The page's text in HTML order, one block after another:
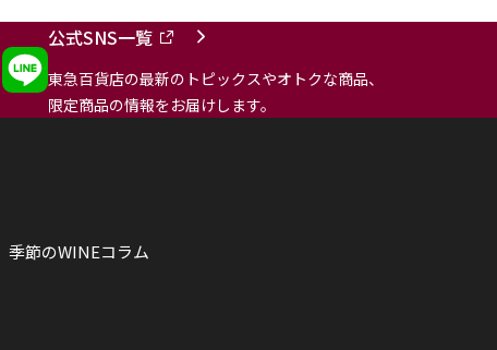
公式SNS一覧
東急百貨店の最新のトピックスやオトクな商品、
限定商品の情報をお届けします。
季節のWINEコラム